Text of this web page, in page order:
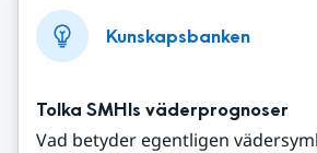
Kunskapsbanken
Tolka SMHIs väderprognoser
Vad betyder egentligen